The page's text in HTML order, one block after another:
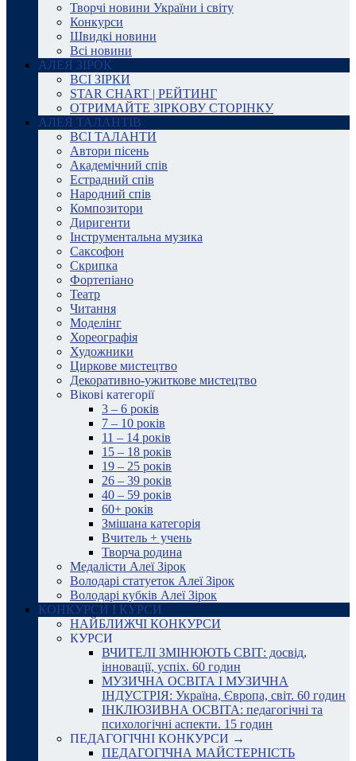
Творчі новини України і світу
Конкурси
Швидкі новини
Всі новини
АЛЕЯ ЗІРОК
ВСІ ЗІРКИ
STAR CHART | РЕЙТИНГ
ОТРИМАЙТЕ ЗІРКОВУ СТОРІНКУ
АЛЕЯ ТАЛАНТІВ
ВСІ ТАЛАНТИ
Автори пісень
Академічний спів
Естрадний спів
Народний спів
Композитори
Диригенти
Інструментальна музика
Саксофон
Скрипка
Фортепіано
Театр
Читання
Моделінг
Хореографія
Художники
Циркове мистецтво
Декоративно-ужиткове мистецтво
Вікові категорії
3 – 6 років
7 – 10 років
11 – 14 років
15 – 18 років
19 – 25 років
26 – 39 років
40 – 59 років
60+ років
Змішана категорія
Вчитель + учень
Творча родина
Медалісти Алеї Зірок
Володарі статуеток Алеї Зірок
Володарі кубків Алеї Зірок
КОНКУРСИ І КУРСИ
НАЙБЛИЖЧІ КОНКУРСИ
КУРСИ
ВЧИТЕЛІ ЗМІНЮЮТЬ СВІТ: досвід,
інновації, успіх. 60 годин
МУЗИЧНА ОСВІТА І МУЗИЧНА
ІНДУСТРІЯ: Україна, Європа, світ. 60 годин
ІНКЛЮЗИВНА ОСВІТА: педагогічні та
психологічні аспекти. 15 годин
ПЕДАГОГІЧНІ КОНКУРСИ →
ПЕДАГОГІЧНА МАЙСТЕРНІСТЬ